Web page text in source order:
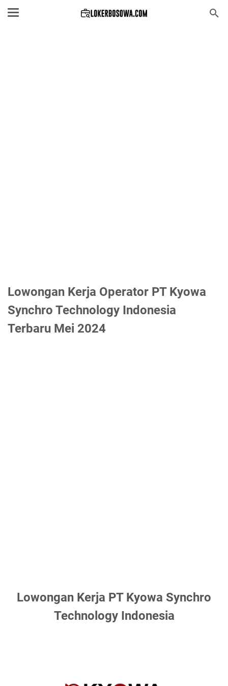
Lowongan Kerja Operator PT Kyowa
Synchro Technology Indonesia
Terbaru Mei 2024
Lowongan Kerja PT Kyowa Synchro
Technology Indonesia